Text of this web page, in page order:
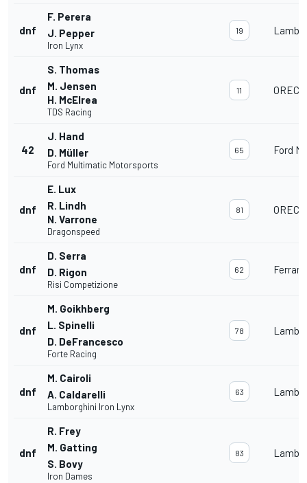
dnf
F. Perera
J. Pepper
Iron Lynx
19
dnf
S. Thomas
M. Jensen
H. McElrea
TDS Racing
11
42
J. Hand
D. Müller
Ford Multimatic Motorsports
65 Ford
dnf
E. Lux
R. Lindh
N. Varrone
Dragonspeed
81
dnf
D. Serra
D. Rigon
Risi Competizione
62 Ferrari
dnf
M. Goikhberg
L. Spinelli
D. DeFrancesco
Forte Racing
78
dnf
M. Cairoli
A. Caldarelli
Lamborghini Iron Lynx
63
dnf
R. Frey
M. Gatting
S. Bovy
Iron Dames
83